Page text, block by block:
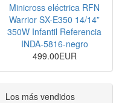
Minicross eléctrica RFN
Warrior SX-E350 14/14”
350W Infantil Referencia
INDA-5816-negro
499.00EUR
Los más vendidos